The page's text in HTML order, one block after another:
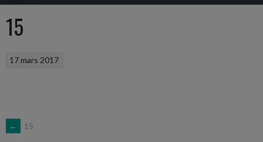
15
17 mars 2017
NAVIGATION
← 15